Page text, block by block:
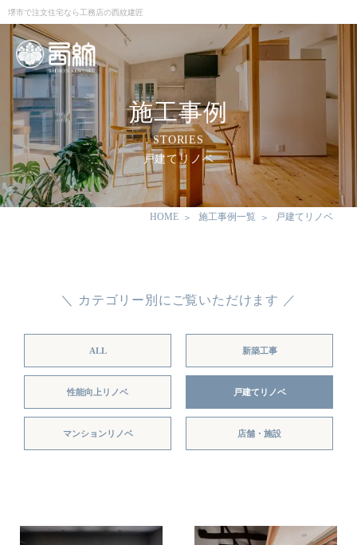
堺市で注文住宅なら工務店の西紋建匠
施工事例
STORIES
戸建てリノベ
HOME 施工事例一覧 戸建てリノベ
＼ カテゴリー別にご覧いただけます ／
ALL 新築工事
性能向上リノベ 戸建てリノベ
マンションリノベ 店舗・施設